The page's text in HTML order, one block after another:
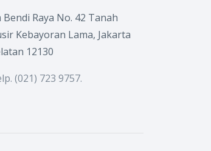
Bendi Raya No. 42 Tanah
Kebayoran Lama, Jakarta
12130
(021) 723 9757.